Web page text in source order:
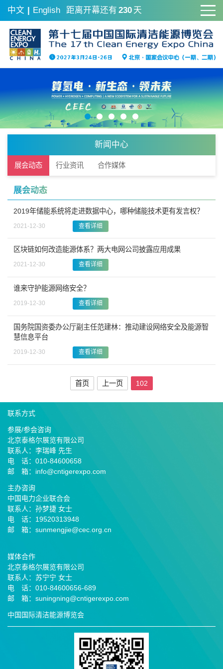
中文 | English 距离开幕还有 230 天
新闻中心
展会动态 行业资讯 合作媒体
展会动态
2019年储能系统将走进数据中心，哪种储能技术更有发言权？
2021-12-30 查看详细
区块链如何改造能源体系？两大电网公司披露应用成果
2021-12-30 查看详细
谁来守护能源网络安全？
2019-12-30 查看详细
国务院国资委办公厅副主任范建林：推动建设网络安全及能源智
慧信息平台
2019-12-30 查看详细
首页 上一页 102
联系方式
参展/参会咨询
北京泰格尔展览有限公司
联系人：李瑞峰 先生
电 话：010-84600658
邮 箱：info@cntigerexpo.com
主办咨询
中国电力企业联合会
联系人：孙梦捷 女士
电 话：19520313948
邮 箱：sunmengjie@cec.org.cn
媒体合作
北京泰格尔展览有限公司
联系人：苏宁宁 女士
电 话：010-84600656-689
邮
箱：suningning@cntigerexpo.com
中国国际清洁能源博览会